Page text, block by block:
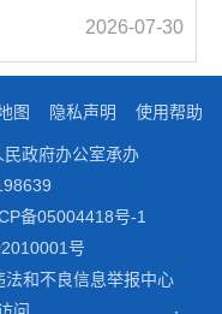
2026-07-30
图 隐私声明 使用帮助
民政府办公室承办
备05004418号-1
号
和不良信息举报中心
问